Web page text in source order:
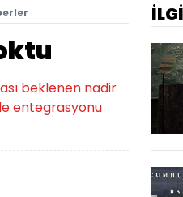
beklenen nadir
entegrasyonu